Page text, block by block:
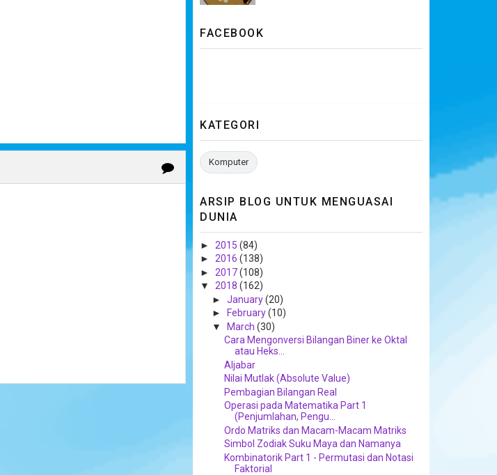
FACEBOOK
KATEGORI
Komputer
ARSIP BLOG UNTUK MENGUASAI
DUNIA
► 2015 (84)
► 2016 (138)
► 2017(108)
▼ 2018 (162)
► January(20)
►
February(10)
▼
March (30)
Cara Mengonversi Bilangan Biner ke Oktal
atau Heks...
Aljabar
Nilai Mutlak (Absolute Value)
Pembagian Bilangan Real
Operasi pada Matematika Part 1
(Penjumlahan, Pengu...
Ordo Matriks dan Macam-Macam Matriks
Simbol Zodiak Suku Maya dan Namanya
Kombinatorik Part 1 - Permutasi dan Notasi
Faktorial